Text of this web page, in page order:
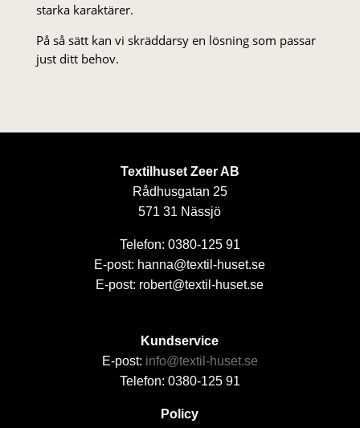
starka karaktärer.
På så sätt kan vi skräddarsy en lösning som passar
just ditt behov.
Textilhuset Zeer AB
Rådhusgatan 25
571 31 Nässjö
Telefon: 0380-125 91
E-post: hanna@textil-huset.se
E-post: robert@textil-huset.se
Kundservice
E-post: info@textil-huset.se
Telefon: 0380-125 91
Policy